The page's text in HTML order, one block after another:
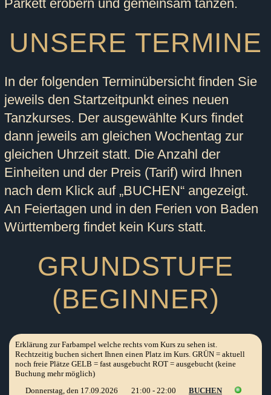
Parkett erobern und gemeinsam tanzen.
UNSERE TERMINE
In der folgenden Terminübersicht finden Sie
jeweils den Startzeitpunkt eines neuen
Tanzkurses. Der ausgewählte Kurs findet
dann jeweils am gleichen Wochentag zur
gleichen Uhrzeit statt. Die Anzahl der
Einheiten und der Preis (Tarif) wird Ihnen
nach dem Klick auf „BUCHEN“ angezeigt.
An Feiertagen und in den Ferien von Baden
Württemberg findet kein Kurs statt.
GRUNDSTUFE
(BEGINNER)